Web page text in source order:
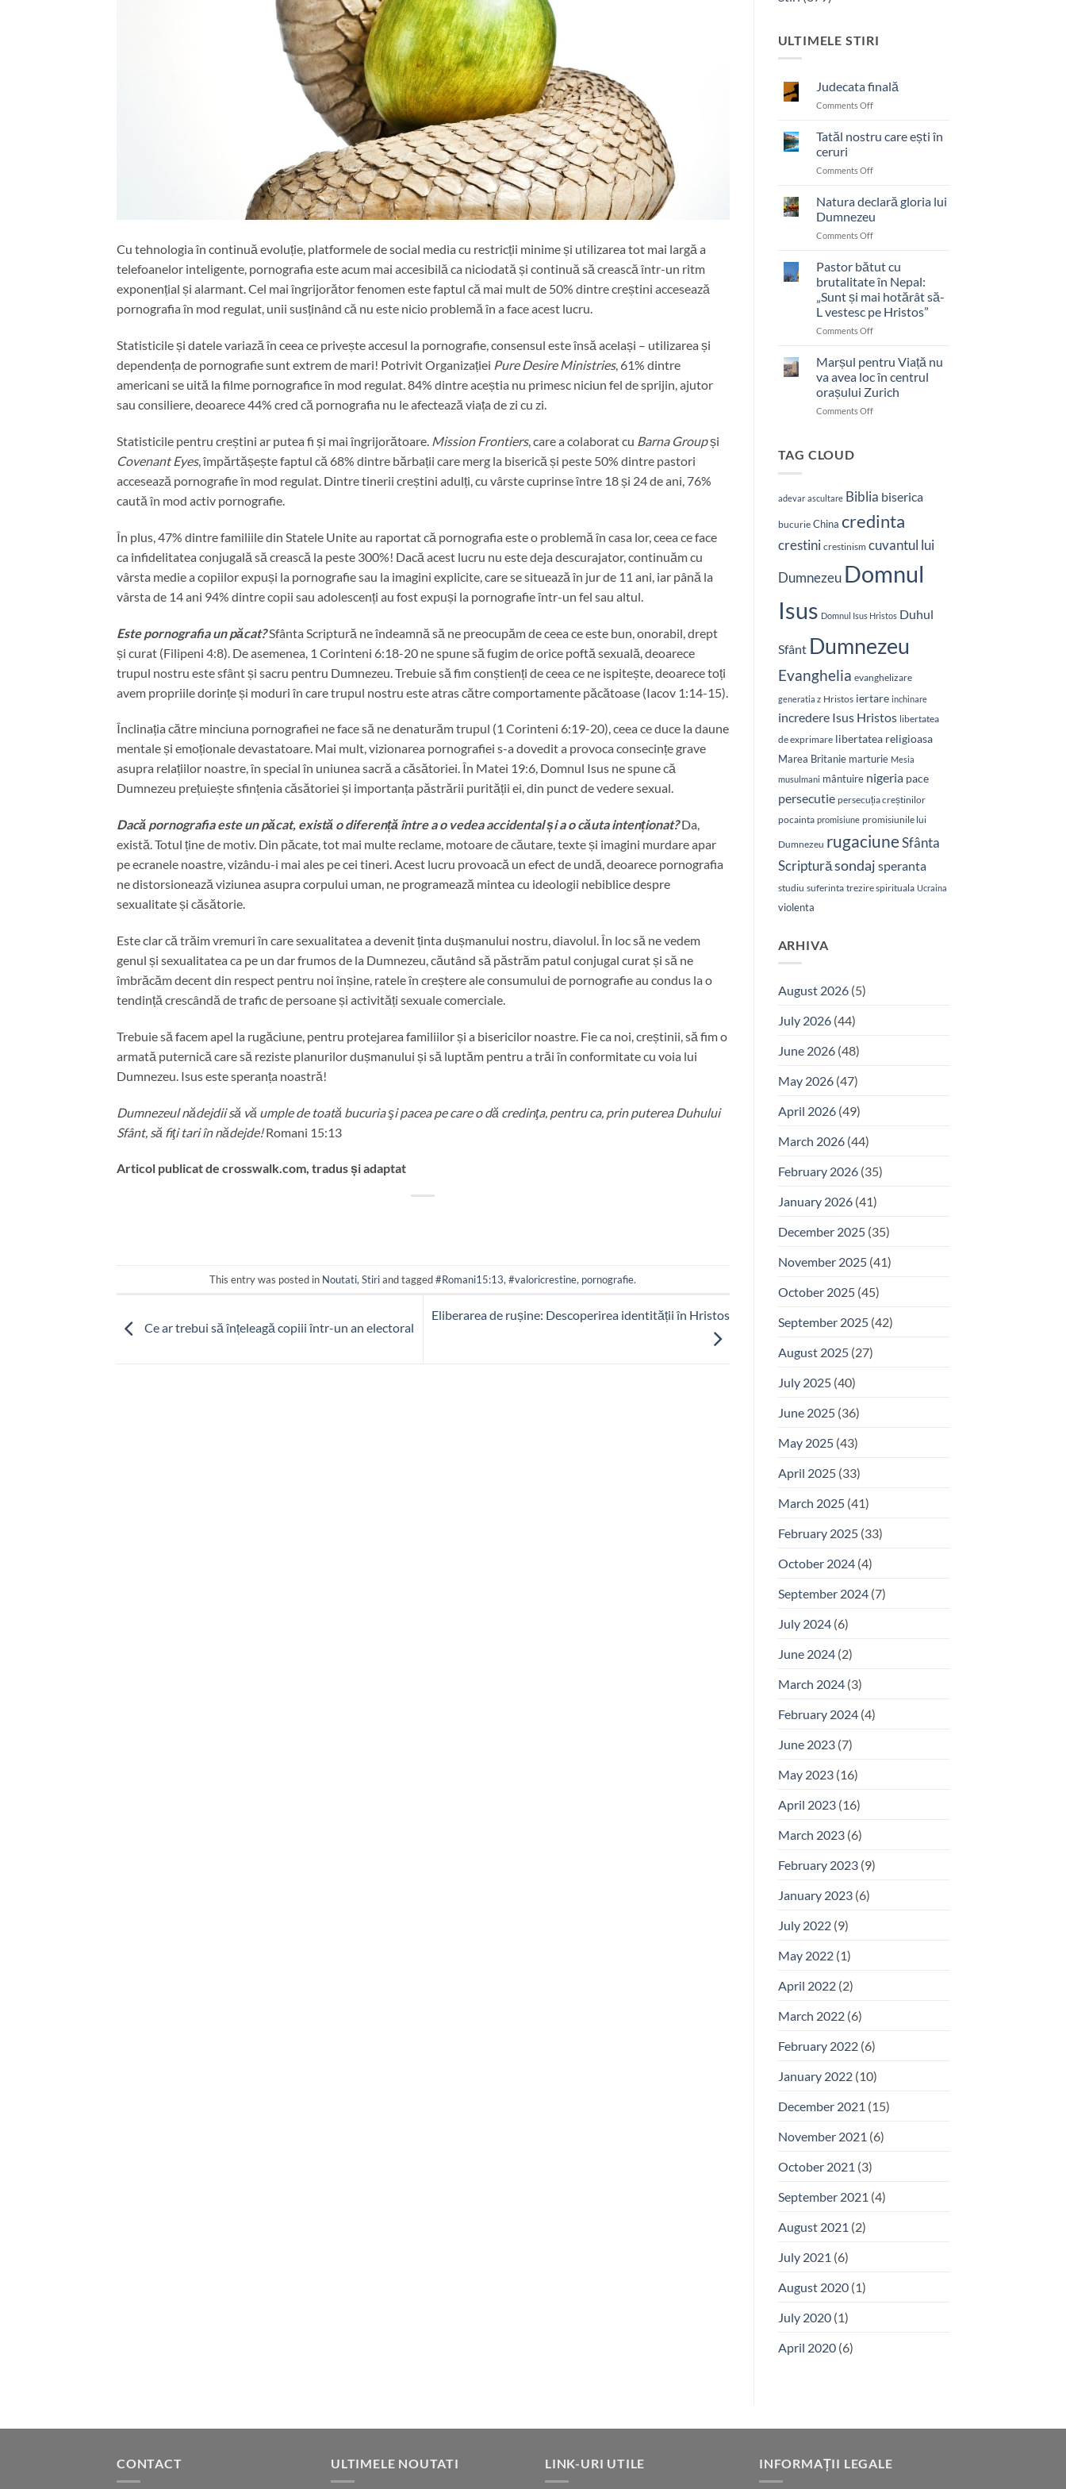
Cu tehnologia în continuă evoluție, platformele de social media cu restricții minime și utilizarea tot mai largă a
telefoanelor inteligente, pornografia este acum mai accesibilă ca niciodată și continuă să crească într-un ritm
exponențial și alarmant. Cel mai îngrijorător fenomen este faptul că mai mult de 50% dintre creștini accesează
pornografia în mod regulat, unii susținând că nu este nicio problemă în a face acest lucru.
Statisticile și datele variază în ceea ce privește accesul la pornografie, consensul este însă același – utilizarea și
dependența de pornografie sunt extrem de mari! Potrivit Organizației Pure Desire Ministries, 61% dintre
americani se uită la filme pornografice în mod regulat. 84% dintre aceștia nu primesc niciun fel de sprijin, ajutor
sau consiliere, deoarece 44% cred că pornografia nu le afectează viața de zi cu zi.
Statisticile pentru creștini ar putea fi și mai îngrijorătoare. Mission Frontiers, care a colaborat cu Barna Groupși
Covenant Eyes, împărtășește faptul că 68% dintre bărbații care merg la biserică și peste 50% dintre pastori
accesează pornografie în mod regulat. Dintre tinerii creștini adulți, cu vârste cuprinse între 18 și 24 de ani, 76%
caută în mod activ pornografie.
În plus, 47% dintre familiile din Statele Unite au raportat că pornografia este o problemă în casa lor, ceea ce face
ca infidelitatea conjugală să crească la peste 300%! Dacă acest lucru nu este deja descurajator, continuăm cu
vârsta medie a copiilor expuși la pornografie sau la imagini explicite, care se situează în jur de 11 ani, iar până la
vârsta de 14 ani 94% dintre copii sau adolescenți au fost expuși la pornografie într-un fel sau altul.
Este pornografia un păcat?Sfânta Scriptură ne îndeamnă să ne preocupăm de ceea ce este bun, onorabil, drept
și curat (Filipeni 4:8). De asemenea, 1 Corinteni 6:18-20 ne spune să fugim de orice poftă sexuală, deoarece
trupul nostru este sfânt și sacru pentru Dumnezeu. Trebuie să fim conștienți de ceea ce ne ispitește, deoarece toți
avem propriile dorințe și moduri în care trupul nostru este atras către comportamente păcătoase (Iacov 1:14-15).
Înclinația către minciuna pornografiei ne face să ne denaturăm trupul (1 Corinteni 6:19-20), ceea ce duce la daune
mentale și emoționale devastatoare. Mai mult, vizionarea pornografiei s-a dovedit a provoca consecințe grave
asupra relațiilor noastre, în special în uniunea sacră a căsătoriei. În Matei 19:6, Domnul Isus ne spune că
Dumnezeu prețuiește sfințenia căsătoriei și importanța păstrării purității ei, din punct de vedere sexual.
Dacă pornografia este un păcat, există o diferență între a o vedea accidental și a o căuta intenționat?Da,
există. Totul ține de motiv. Din păcate, tot mai multe reclame, motoare de căutare, texte și imagini murdare apar
pe ecranele noastre, vizându-i mai ales pe cei tineri. Acest lucru provoacă un efect de undă, deoarece pornografia
ne distorsionează viziunea asupra corpului uman, ne programează mintea cu ideologii nebiblice despre
sexualitate și căsătorie.
Este clar că trăim vremuri în care sexualitatea a devenit ținta dușmanului nostru, diavolul. În loc să ne vedem
genul și sexualitatea ca pe un dar frumos de la Dumnezeu, căutând să păstrăm patul conjugal curat și să ne
îmbrăcăm decent din respect pentru noi înșine, ratele în creștere ale consumului de pornografie au condus la o
tendință crescândă de trafic de persoane și activități sexuale comerciale.
Trebuie să facem apel la rugăciune, pentru protejarea familiilor și a bisericilor noastre. Fie ca noi, creștinii, să fim o
armată puternică care să reziste planurilor dușmanului și să luptăm pentru a trăi în conformitate cu voia lui
Dumnezeu. Isus este speranța noastră!
Dumnezeul nădejdii să vă umple de toată bucuria şi pacea pe care o dă credinţa, pentru ca, prin puterea Duhului
Sfânt, să fiţi tari în nădejde!Romani 15:13
Articol publicat de crosswalk.com, tradus și adaptat
This entry was posted in Noutati,Stiriand tagged#Romani15:13,#valoricrestine, pornografie.
Ce ar trebui să înțeleagă copiii într-un an electoral
Eliberarea de rușine: Descoperirea identității în Hristos
ULTIMELE STIRI
Judecata finală
Comments Offon
Tatăl nostru care ești în
ceruri
Comments Offon
nostru
ești
în
Natura declară gloria lui
Dumnezeu
Comments Offon
declară
lui
Dumnezeu
Pastor bătut cu
brutalitate în Nepal:
„Sunt și mai hotărât să-
L vestesc pe Hristos”
Comments Offon
bătut
brutalitate
în
Nepal:
pe
Marșul pentru Viață nu
va avea loc în centrul
orașului Zurich
Comments Offon
avea
loc
în
orașului
TAG CLOUD
adevar ascultare Biblia biserica
bucurie China credinta
crestini crestinism cuvantul lui
Dumnezeu Domnul
Isus Domnul Isus Hristos Duhul
Sfânt Dumnezeu
Evanghelia evanghelizare
generatia z Hristos iertare inchinare
incredere Isus Hristos libertatea
de exprimare libertatea religioasa
Marea Britanie marturie Mesia
musulmani mântuire nigeria pace
persecutie persecuția creștinilor
pocainta promisiune promisiunile lui
Dumnezeu rugaciuneSfânta
Scripturăsondaj speranta
studiu suferinta trezire spirituala Ucraina
violenta
ARHIVA
August 2026(5)
July 2026(44)
June 2026(48)
May 2026(47)
April 2026(49)
March 2026(44)
February 2026(35)
January 2026(41)
December 2025(35)
November 2025(41)
October 2025(45)
September 2025(42)
August 2025(27)
July 2025(40)
June 2025(36)
May 2025(43)
April 2025(33)
March 2025(41)
February 2025(33)
October 2024(4)
September 2024(7)
July 2024(6)
June 2024(2)
March 2024(3)
February 2024(4)
June 2023(7)
May 2023(16)
April 2023(16)
March 2023(6)
February 2023(9)
January 2023(6)
July 2022(9)
May 2022(1)
April 2022(2)
March 2022(6)
February 2022(6)
January 2022(10)
December 2021 (15)
November 2021 (6)
October 2021 (3)
September 2021 (4)
August 2021 (2)
July 2021 (6)
August 2020(1)
July 2020(1)
April 2020(6)
CONTACT ULTIMELE NOUTATI LINK-URI UTILE INFORMAȚII LEGALE